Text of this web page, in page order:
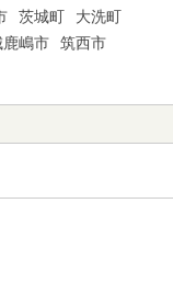
茨城町
大洗町
鹿嶋市
筑西市